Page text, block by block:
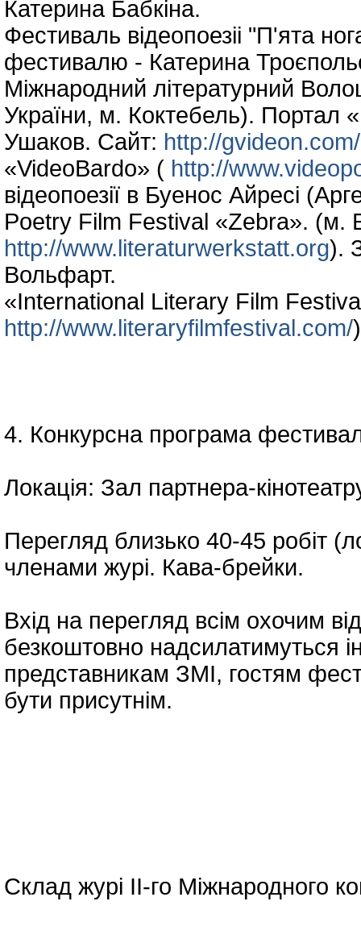
Катерина Бабкіна.
Фестиваль відеопоезіі "П'ята
фестивалю - Катерина
Міжнародний літературний
України, м. Коктебель). Портал
Ушаков. Сайт: http://gvideon.com/
«VideoBardo» ( http://
відеопоезії в Буенос Айресі
Poetry Film Festival «Zebra». (м.
http://www.literaturwerkstatt.org).
Вольфарт.
«International Literary Film
http://www.literaryfilmfestival.com/
4. Конкурсна програма
Локація: Зал партнера-
Перегляд близько 40-45 робіт
членами журі. Кава-брейки.
Вхід на перегляд всім охочим
безкоштовно надсилатимуться
представникам ЗМІ, гостям
бути присутнім.
Склад журі ІІ-го Міжнародного